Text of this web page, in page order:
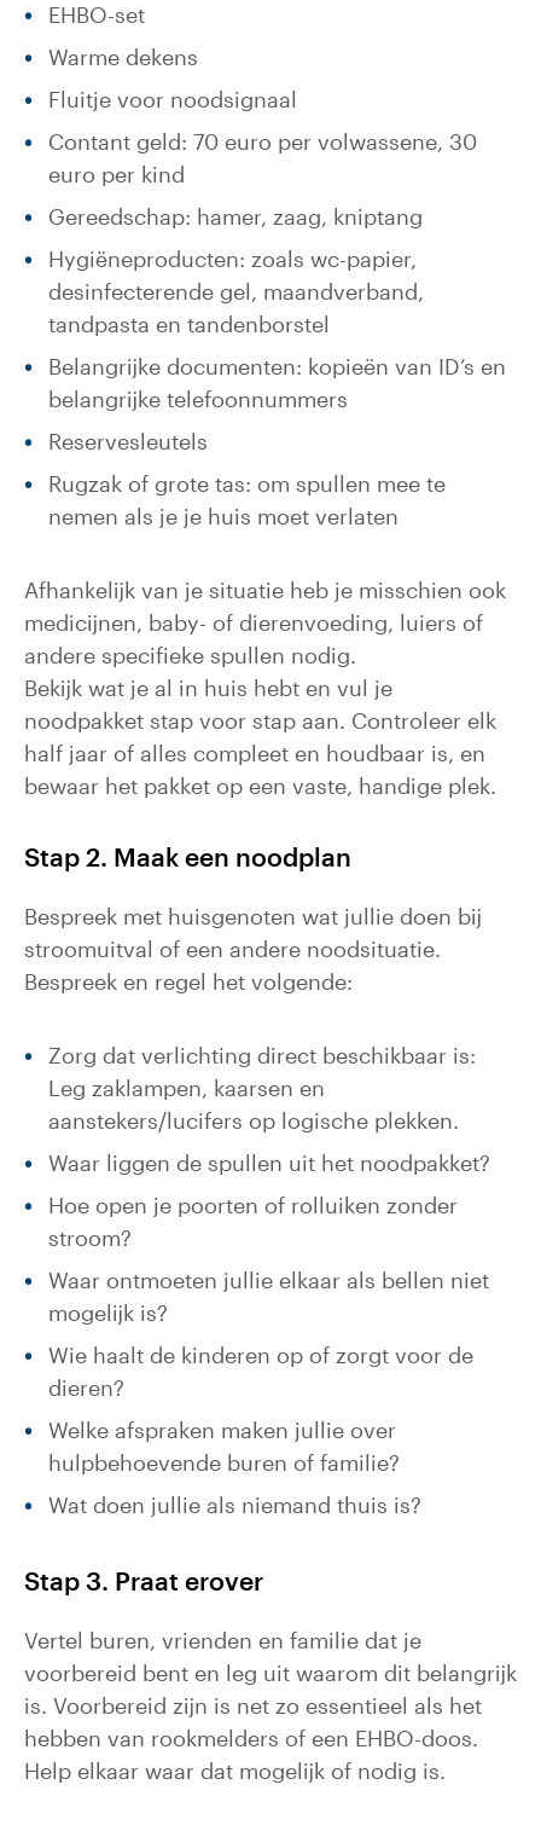
EHBO-set
Warme dekens
Fluitje voor noodsignaal
Contant geld: 70 euro per volwassene, 30
euro per kind
Gereedschap: hamer, zaag, kniptang
Hygiëneproducten: zoals wc-papier,
desinfecterende gel, maandverband,
tandpasta en tandenborstel
Belangrijke documenten: kopieën van ID’s en
belangrijke telefoonnummers
Reservesleutels
Rugzak of grote tas: om spullen mee te
nemen als je je huis moet verlaten
Afhankelijk van je situatie heb je misschien ook
medicijnen, baby- of dierenvoeding, luiers of
andere specifieke spullen nodig.
Bekijk wat je al in huis hebt en vul je
noodpakket stap voor stap aan. Controleer elk
half jaar of alles compleet en houdbaar is, en
bewaar het pakket op een vaste, handige plek.
Stap 2. Maak een noodplan
Bespreek met huisgenoten wat jullie doen bij
stroomuitval of een andere noodsituatie.
Bespreek en regel het volgende:
Zorg dat verlichting direct beschikbaar is:
Leg zaklampen, kaarsen en
aanstekers/lucifers op logische plekken.
Waar liggen de spullen uit het noodpakket?
Hoe open je poorten of rolluiken zonder
stroom?
Waar ontmoeten jullie elkaar als bellen niet
mogelijk is?
Wie haalt de kinderen op of zorgt voor de
dieren?
Welke afspraken maken jullie over
hulpbehoevende buren of familie?
Wat doen jullie als niemand thuis is?
Stap 3. Praat erover
Vertel buren, vrienden en familie dat je
voorbereid bent en leg uit waarom dit belangrijk
is. Voorbereid zijn is net zo essentieel als het
hebben van rookmelders of een EHBO-doos.
Help elkaar waar dat mogelijk of nodig is.